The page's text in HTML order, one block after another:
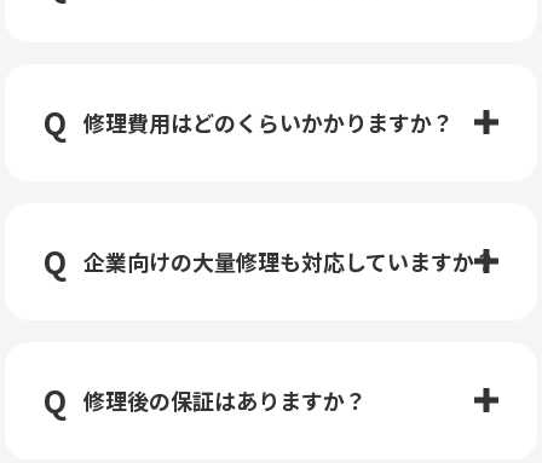
修理費用はどのくらいかかりますか？
企業向けの大量修理も対応していますか？
修理後の保証はありますか？